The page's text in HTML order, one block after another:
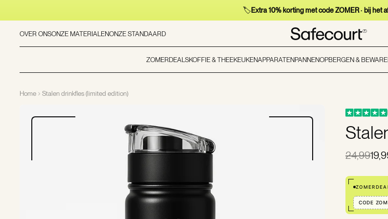
🏷️ Extra 10% korting met code ZOMER · bij het
OVER ONSONZE MATERIALENONZE STANDAARD
ZOMERDEALSKOFFIE & THEEKEUKENAPPARATENPANNENOPBERGEN &
Home Stalen drinkfles (limited edition)
24,99
CODE